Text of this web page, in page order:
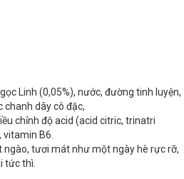
Linh (0,05%), nước, đường tinh luyện,
dây cô đặc,
chỉnh độ acid (acid citric, trinatri
B6.
ngào, tươi mát như một ngày hè rực rỡ,
tức thì.